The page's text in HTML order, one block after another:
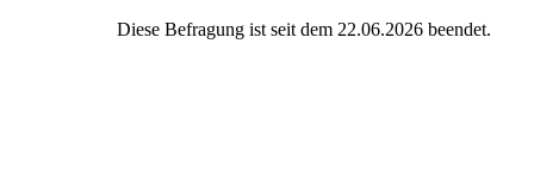
Diese Befragung ist seit dem 22.06.2026 beendet.